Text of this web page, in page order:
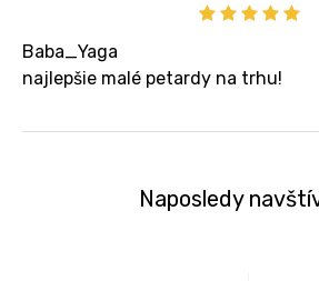
Baba_Yaga
najlepšie malé petardy na trhu!
Naposledy